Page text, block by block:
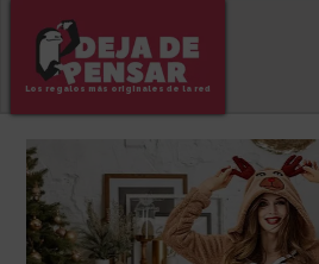
Los regalos más originales de la red